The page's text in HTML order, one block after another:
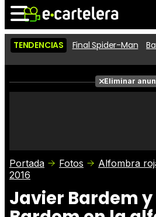
Noticias
Críticas
TENDENCIAS Final Spider-Man
Eliminar
Portada Fotos
Alfombra
2016
Javier Bardem y